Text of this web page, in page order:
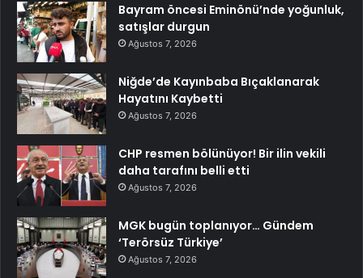
Bayram öncesi Eminönü’nde yoğunluk,
satışlar durgun
Ağustos 7, 2026
Niğde’de Kayınbaba Bıçaklanarak
Hayatını Kaybetti
Ağustos 7, 2026
CHP resmen bölünüyor! Bir ilin vekili
daha tarafını belli etti
Ağustos 7, 2026
MGK bugün toplanıyor… Gündem
‘Terörsüz Türkiye’
Ağustos 7, 2026